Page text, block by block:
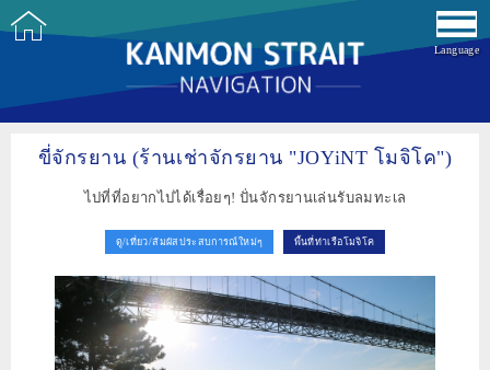
Language
ขี่จักรยาน (ร้านเช่าจักรยาน "JOYiNT โมจิโค")
ไปที่ที่อยากไปได้เรื่อยๆ! ปั่นจักรยานเล่นรับลมทะเล
ดู/เที่ยว/สัมผัสประสบการณ์ใหม่ๆ พื้นที่ท่าเรือโมจิโค